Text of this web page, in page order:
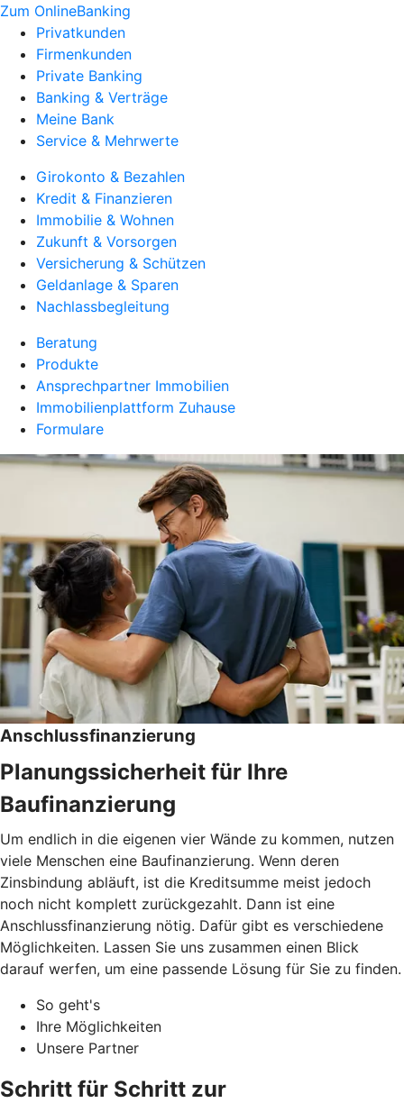
Zum OnlineBanking
Privatkunden
Firmenkunden
Private Banking
Banking & Verträge
Meine Bank
Service & Mehrwerte
Girokonto & Bezahlen
Kredit & Finanzieren
Immobilie & Wohnen
Zukunft & Vorsorgen
Versicherung & Schützen
Geldanlage & Sparen
Nachlassbegleitung
Beratung
Produkte
Ansprechpartner Immobilien
Immobilienplattform Zuhause
Formulare
Anschlussfinanzierung
Planungssicherheit für Ihre
Baufinanzierung
Um endlich in die eigenen vier Wände zu kommen, nutzen
viele Menschen eine Baufinanzierung. Wenn deren
Zinsbindung abläuft, ist die Kreditsumme meist jedoch
noch nicht komplett zurückgezahlt. Dann ist eine
Anschlussfinanzierung nötig. Dafür gibt es verschiedene
Möglichkeiten. Lassen Sie uns zusammen einen Blick
darauf werfen, um eine passende Lösung für Sie zu finden.
So geht's
Ihre Möglichkeiten
Unsere Partner
Schritt für Schritt zur